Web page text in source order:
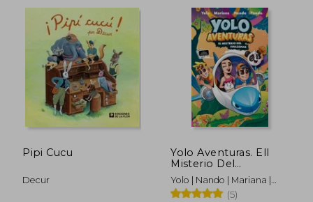
50%
dcto. $ 28.25
5%
dcto.
Pipi Cucu
Decur
Yolo Aventuras. Ell
Misterio Del
Amazonas
Yolo | Nando | Mariana |
Panda
(5)